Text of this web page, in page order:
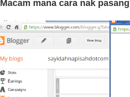
Macam mana cara nak